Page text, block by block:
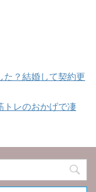
た？結婚して契約更
トレのおかげで凄